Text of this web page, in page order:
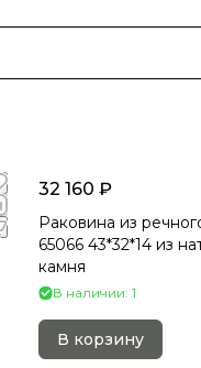
32 160 ₽
Раковина из
65066 43*32*14 из
камня
В наличии: 1
В корзину